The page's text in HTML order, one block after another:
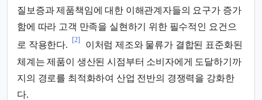
질보증과 제품책임에 대한 이해관계자들의 요구가 증가
함에 따라 고객 만족을 실현하기 위한 필수적인 요건으
로 작용한다.
[2]
이처럼 제조와 물류가 결합된 표준화된
체계는 제품이 생산된 시점부터 소비자에게 도달하기까
지의 경로를 최적화하여 산업 전반의 경쟁력을 강화한
다.